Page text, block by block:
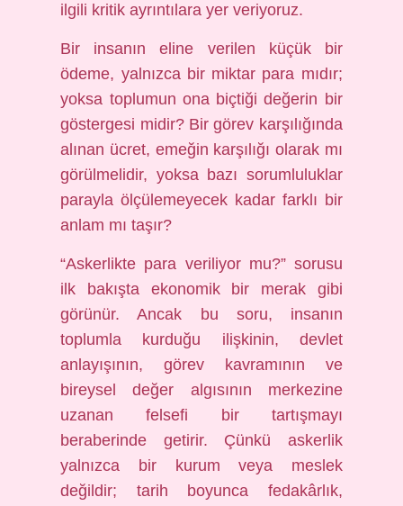
ilgili kritik ayrıntılara yer veriyoruz.
Bir insanın eline verilen küçük bir
ödeme, yalnızca bir miktar para mıdır;
yoksa toplumun ona biçtiği değerin bir
göstergesi midir? Bir görev karşılığında
alınan ücret, emeğin karşılığı olarak mı
görülmelidir, yoksa bazı sorumluluklar
parayla ölçülemeyecek kadar farklı bir
anlam mı taşır?
“Askerlikte para veriliyor mu?” sorusu
ilk bakışta ekonomik bir merak gibi
görünür. Ancak bu soru, insanın
toplumla kurduğu ilişkinin, devlet
anlayışının, görev kavramının ve
bireysel değer algısının merkezine
uzanan felsefi bir tartışmayı
beraberinde getirir. Çünkü askerlik
yalnızca bir kurum veya meslek
değildir; tarih boyunca fedakârlık,